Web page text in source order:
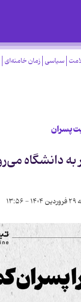
سیاسی زمان خامنه‌ای
پسران
دانشگاه